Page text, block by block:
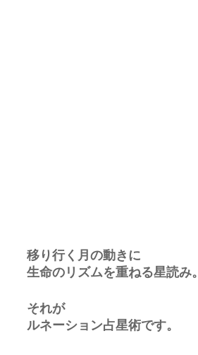
移り行く月の動きに
生命のリズムを重ねる星読み。
それが
ルネーション占星術です。